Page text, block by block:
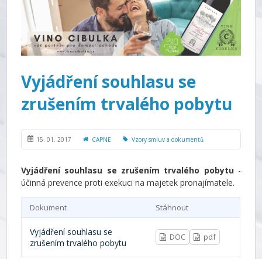
Vyjádření souhlasu se
zrušením trvalého pobytu
15. 01. 2017 CAPNE Vzory smluv a dokumentů
Vyjádření souhlasu se zrušením trvalého pobytu-
účinná prevence proti exekuci na majetek pronajímatele.
Dokument Stáhnout
Vyjádření souhlasu se
zrušením trvalého pobytu
DOC pdf